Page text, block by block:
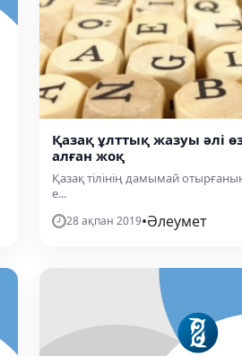
Қазақ ұлттық жазуы әлі өз
алған жоқ
Қазақ тілінің дамымай
е...
28 ақпан 2019•Әлеумет